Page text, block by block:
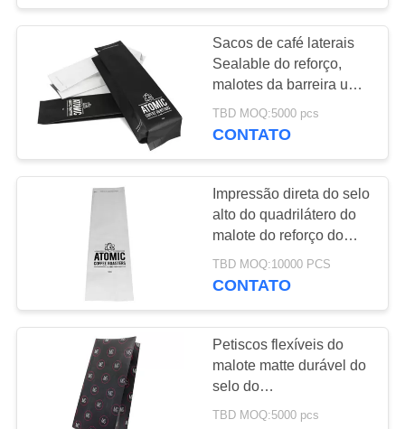
sacos de
empacotamento do
café
sacos de
empacotamento
resealable
Sacos de café laterais
Sealable do reforço,
malotes da barreira uma
válvula de
desgaseificação da
TBD MOQ:5000 pcs
CONTATO
Impressão direta do selo
alto do quadrilátero do
malote do reforço do
lado da barreira a favor
do meio ambiente
TBD MOQ:10000 PCS
CONTATO
Petiscos flexíveis do
malote matte durável do
selo do
quadrilátero/logotipo de
TBD MOQ:5000 pcs